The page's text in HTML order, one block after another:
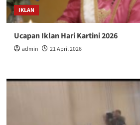
IKLAN
Ucapan Iklan Hari Kartini 2026
admin 21 April 2026